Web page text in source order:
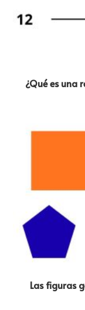
¿Qué es una
Las figuras